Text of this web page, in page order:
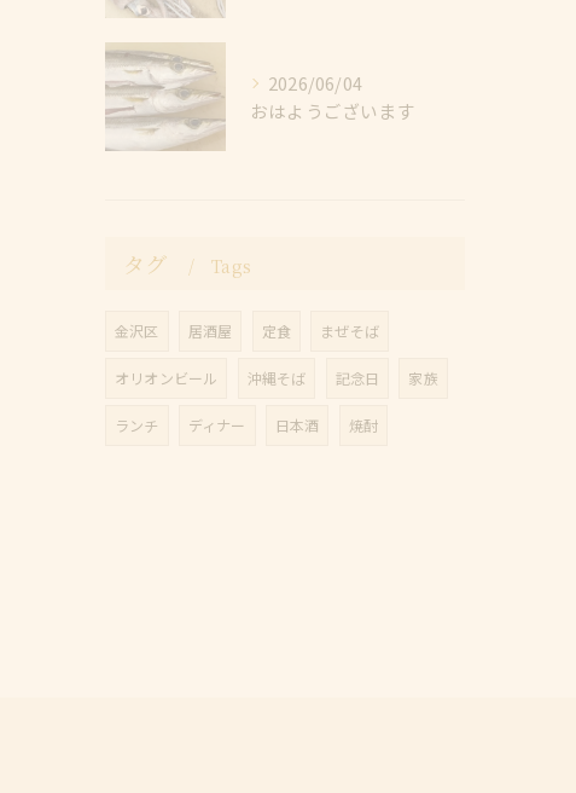
2026/06/04
おはようございます
タグ Tags
金沢区 居酒屋 定食 まぜそば
オリオンビール 沖縄そば 記念日 家族
ランチ ディナー 日本酒 焼酎